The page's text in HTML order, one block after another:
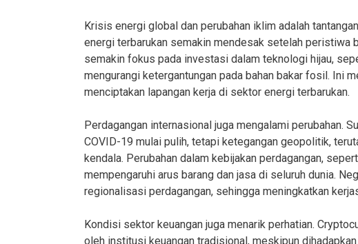
Krisis energi global dan perubahan iklim adalah
energi terbarukan semakin mendesak setelah peristiwa
semakin fokus pada investasi dalam teknologi hijau,
mengurangi ketergantungan pada bahan bakar fosil. Ini
menciptakan lapangan kerja di sektor energi terbarukan.
Perdagangan internasional juga mengalami perubahan.
COVID-19 mulai pulih, tetapi ketegangan geopolitik,
kendala. Perubahan dalam kebijakan perdagangan,
mempengaruhi arus barang dan jasa di seluruh dunia.
regionalisasi perdagangan, sehingga meningkatkan
Kondisi sektor keuangan juga menarik perhatian.
oleh institusi keuangan tradisional, meskipun